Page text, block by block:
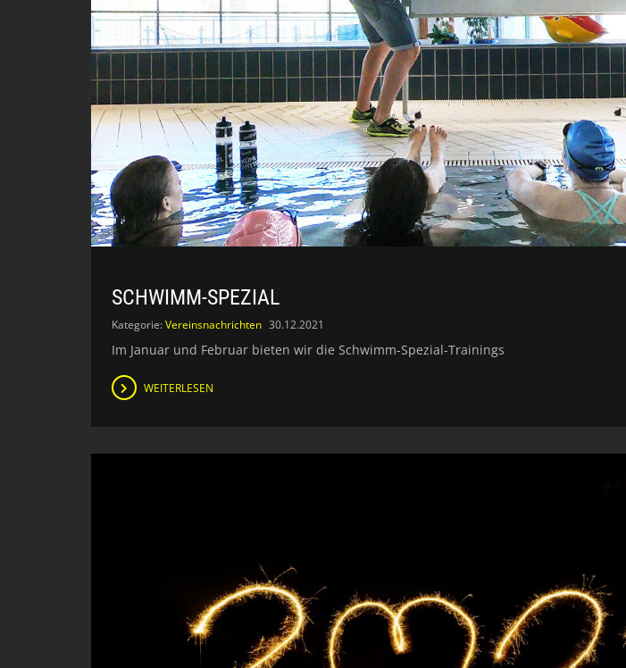
SCHWIMM-SPEZIAL
Kategorie:Vereinsnachrichten 30.12.2021
Im Januar und Februar bieten wir die Schwimm-Spezial-Trainings
WEITERLESEN